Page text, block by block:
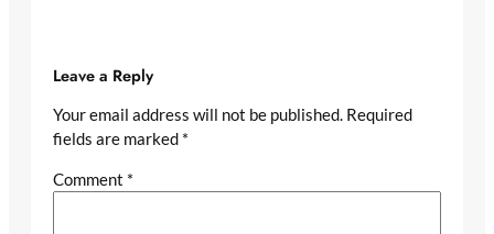
Leave a Reply
Your email address will not be published. Required
fields are marked *
Comment *